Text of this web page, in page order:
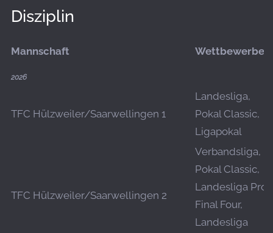
Disziplin
Mannschaft Wettbewerbe
2026
TFC Hülzweiler/Saarwellingen 1
Landesliga,
Pokal Classic,
Ligapokal
TFC Hülzweiler/Saarwellingen 2
Verbandsliga,
Pokal Classic,
Landesliga Pro
Final Four,
Landesliga